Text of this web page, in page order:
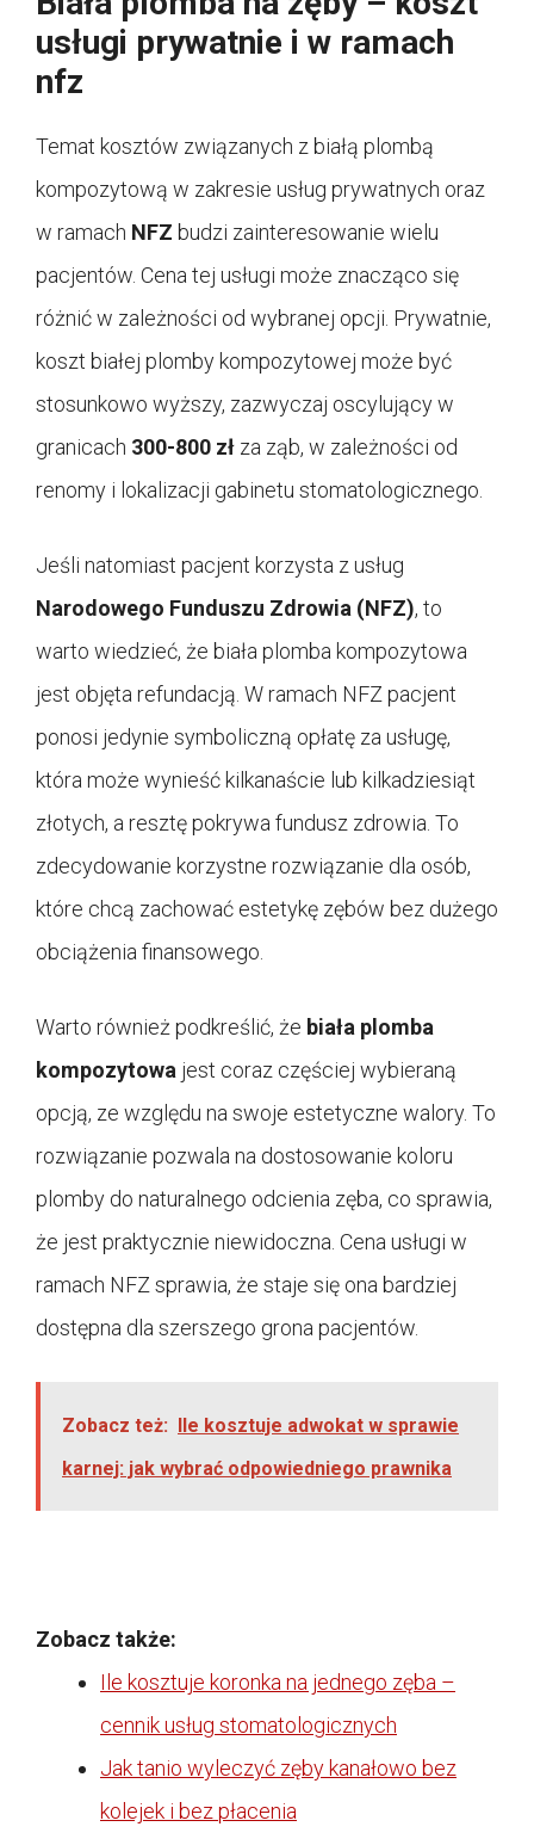
usługi prywatnie i w ramach
nfz
Temat kosztów związanych z białą plombą
kompozytową w zakresie usług prywatnych oraz
w ramach NFZ budzi zainteresowanie wielu
pacjentów. Cena tej usługi może znacząco się
różnić w zależności od wybranej opcji. Prywatnie,
koszt białej plomby kompozytowej może być
stosunkowo wyższy, zazwyczaj oscylujący w
granicach 300-800 zł za ząb, w zależności od
renomy i lokalizacji gabinetu stomatologicznego.
Jeśli natomiast pacjent korzysta z usług
Narodowego Funduszu Zdrowia (NFZ), to
warto wiedzieć, że biała plomba kompozytowa
jest objęta refundacją. W ramach NFZ pacjent
ponosi jedynie symboliczną opłatę za usługę,
która może wynieść kilkanaście lub kilkadziesiąt
złotych, a resztę pokrywa fundusz zdrowia. To
zdecydowanie korzystne rozwiązanie dla osób,
które chcą zachować estetykę zębów bez dużego
obciążenia finansowego.
Warto również podkreślić, że biała plomba
kompozytowa jest coraz częściej wybieraną
opcją, ze względu na swoje estetyczne walory. To
rozwiązanie pozwala na dostosowanie koloru
plomby do naturalnego odcienia zęba, co sprawia,
że jest praktycznie niewidoczna. Cena usługi w
ramach NFZ sprawia, że staje się ona bardziej
dostępna dla szerszego grona pacjentów.
Zobacz też: Ile kosztuje adwokat w sprawie
karnej: jak wybrać odpowiedniego prawnika
Zobacz także:
Ile kosztuje koronka na jednego zęba –
cennik usług stomatologicznych
Jak tanio wyleczyć zęby kanałowo bez
kolejek i bez płacenia